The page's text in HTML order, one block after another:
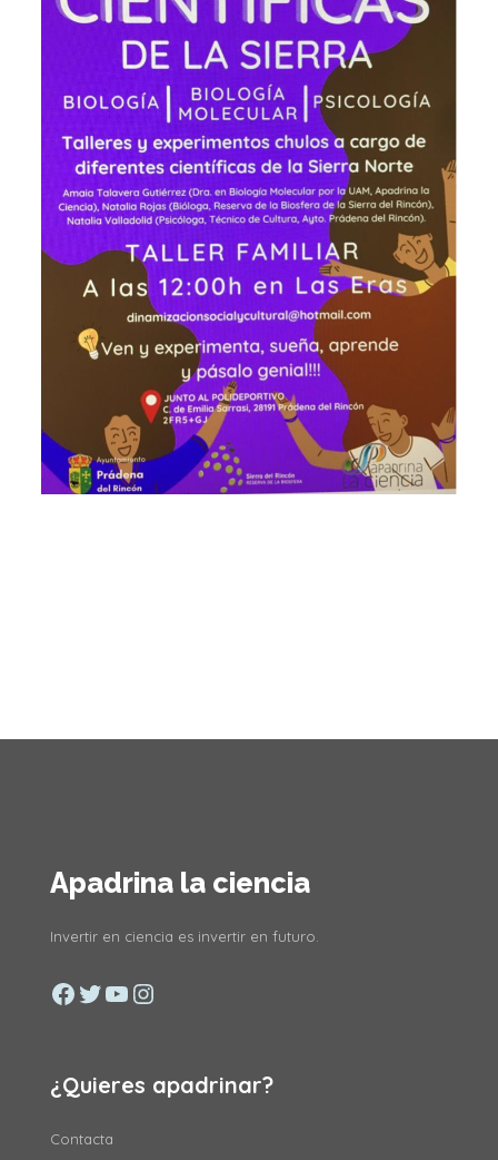
Apadrina la ciencia
Invertir en ciencia es invertir en futuro.
Facebook
Twitter
YouTube
Instagram
¿Quieres apadrinar?
Contacta